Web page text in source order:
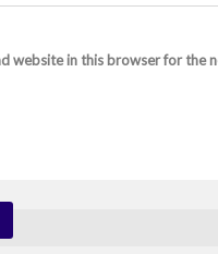
website in this browser for the